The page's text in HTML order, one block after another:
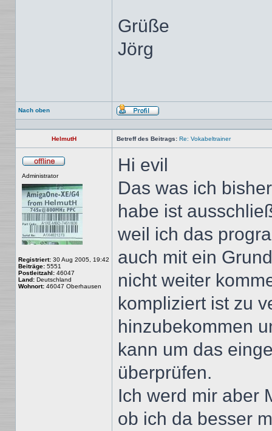
Grüße
Jörg
Nach oben
Profil
HelmutH Betreff des Beitrags: Re: Vokabeltrainer
Administrator
Registriert: 30 Aug 2005, 19:42
Beiträge: 5551
Postleitzahl: 46047
Land: Deutschland
Wohnort: 46047 Oberhausen
Hi evil
Das was ich
habe ist
weil ich das
auch mit ein
nicht weiter
kompliziert ist zu
hinzubekommen
kann um das
überprüfen.
Ich werd mir aber
ob ich da besser